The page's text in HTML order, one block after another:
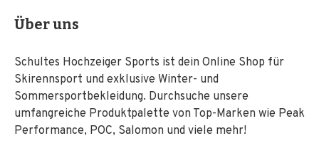
Über uns
Schultes Hochzeiger Sports ist dein Online Shop für
Skirennsport und exklusive Winter- und
Sommersportbekleidung. Durchsuche unsere
umfangreiche Produktpalette von Top-Marken wie Peak
Performance, POC, Salomon und viele mehr!